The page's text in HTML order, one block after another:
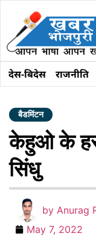
देस-बिदेस राजनीति
बैडमिंटन
केहुओ के
सिंधु
by Anurag
May 7, 2022